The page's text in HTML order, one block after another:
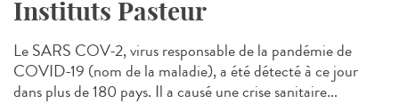
Instituts Pasteur
Le SARS COV-2, virus responsable de la pandémie de
COVID-19 (nom de la maladie), a été détecté à ce jour
dans plus de 180 pays. Il a causé une crise sanitaire...